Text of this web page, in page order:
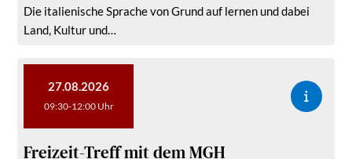
Die italienische Sprache von Grund auf lernen und dabei
Land, Kultur und…
27.08.2026
09:30-12:00 Uhr
Freizeit-Treff mit dem MGH